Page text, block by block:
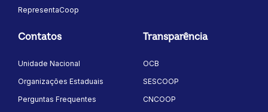
RepresentaCoop
Contatos
Unidade Nacional
Organizações Estaduais
Perguntas Frequentes
Transparência
OCB
SESCOOP
CNCOOP